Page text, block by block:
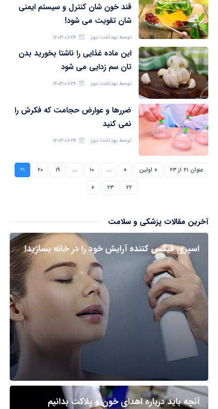
قند خون شان کنترل و سیستم ایمنی
شان تقویت می شود!
توسط بهداشت نیوز ۱۴۰۳-۰۷-۲۴
این ماده غذایی را ناشتا بخورید بدن
تان سم زدایی می شود
توسط بهداشت نیوز ۱۴۰۳-۰۷-۲۴
ضررها و عوارض حجامت که فکرش را
نمی کنید
توسط بهداشت نیوز ۱۴۰۳-۰۷-۲۴
عنوان ۲۱ از ۲۳ « اولین «
... ۱۰ ... ۱۹ ۲۰
۲۱
۲۲
۲۳ »
آخرین مقالات پزشکی و سلامت
اسپری فیکس کننده آرایش خود را در خانه بسازید!
آنچه باید درباره اهدای خون و پلاکت بدانیم